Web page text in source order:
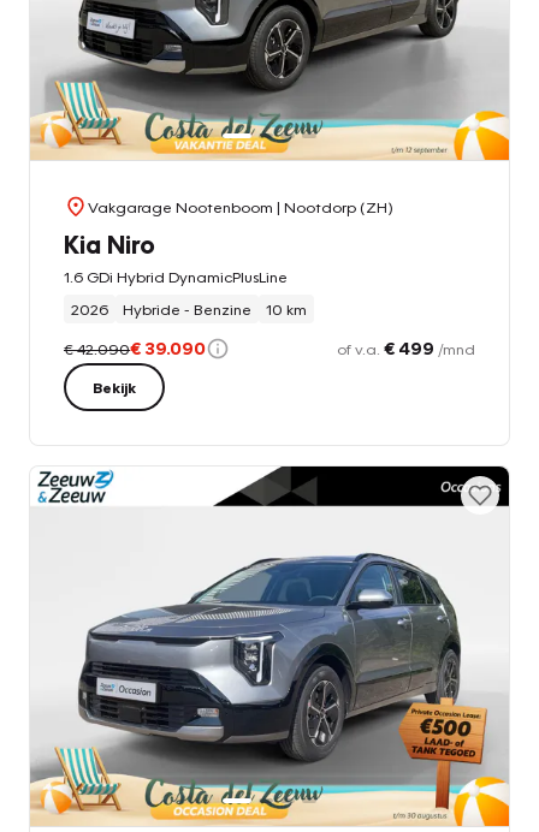
Vakgarage Nootenboom | Nootdorp (ZH)
Kia Niro
1.6 GDi Hybrid DynamicPlusLine
2026
Hybride - Benzine 10 km
€ 42.090€ 39.090 of v.a. € 499 /mnd
Bekijk